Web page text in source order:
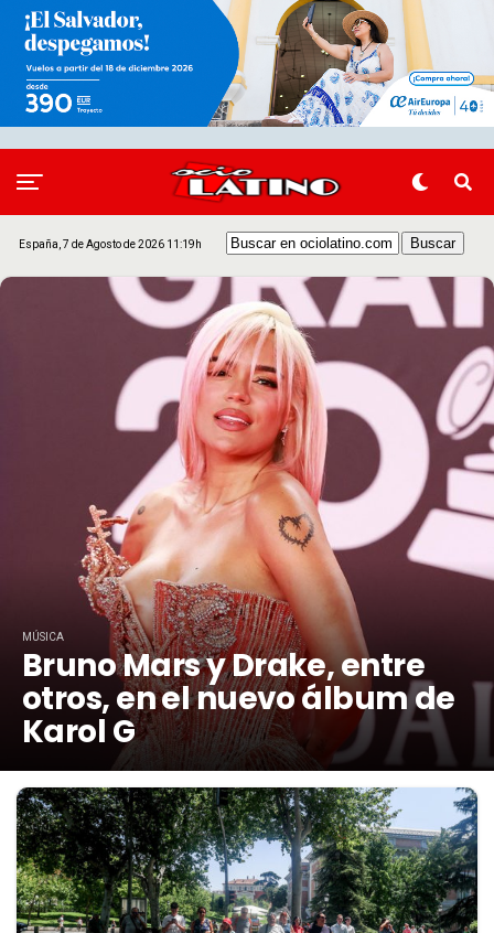
España, 7 de Agosto de 2026 11:19h
MÚSICA
Bruno Mars y Drake, entre
otros, en el nuevo álbum de
Karol G